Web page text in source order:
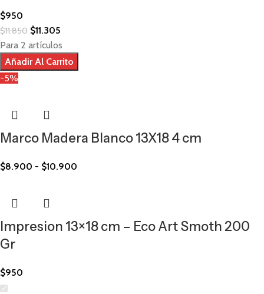
$950
$11.850 $11.305
Para 2 artículos
Añadir Al Carrito
-5%
Marco Madera Blanco 13X18 4 cm
$8.900 - $10.900
Impresion 13×18 cm – Eco Art Smoth 200
Gr
$950